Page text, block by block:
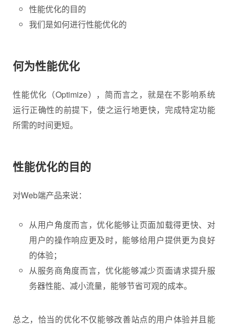
性能优化的目的
我们是如何进行性能优化的
何为性能优化
性能优化（Optimize），简而言之，就是在不影响系统
运行正确性的前提下，使之运行地更快，完成特定功能
所需的时间更短。
性能优化的目的
对Web端产品来说：
从用户角度而言，优化能够让页面加载得更快、对
用户的操作响应更及时，能够给用户提供更为良好
的体验；
从服务商角度而言，优化能够减少页面请求提升服
务器性能、减小流量，能够节省可观的成本。
总之，恰当的优化不仅能够改善站点的用户体验并且能